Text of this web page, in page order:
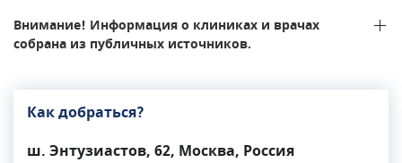
направлениям: урология, ортопедия,
анестезиология, эндокринология, флебология,
проктология, хирургия, гинекология,
действует и развивается такое направление, как
клиника лечения боли.
Внимание! Информация о клиниках и врачах
собрана из публичных источников.
Как добраться?
ш. Энтузиастов, 62, Москва, Россия